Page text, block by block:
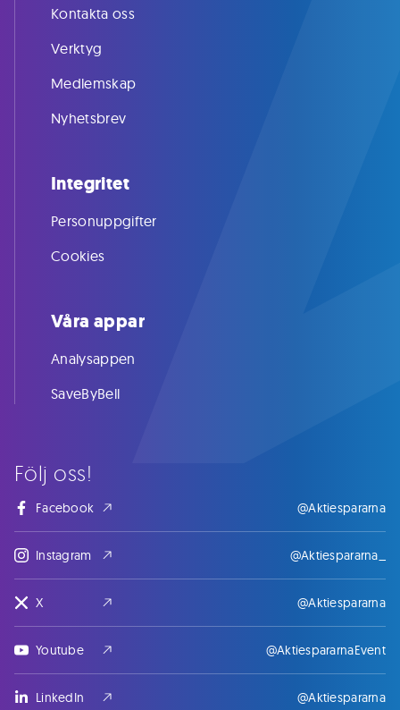
Följ oss!
Facebook @Aktiespararna
Instagram @Aktiespararna_
X @Aktiespararna
Youtube @AktiespararnaEvent
LinkedIn @Aktiespararna
Kontakta oss
Verktyg
Medlemskap
Nyhetsbrev
Integritet
Personuppgifter
Cookies
Våra appar
Analysappen
SaveByBell